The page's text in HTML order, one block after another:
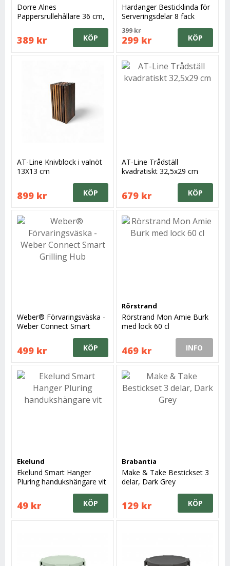
Dorre Alnes
Pappersrullehållare 36 cm,
389 kr KÖP
Hardanger Besticklinda för
Serveringsdelar 8 fack
399 kr
299 kr KÖP
AT-Line Knivblock i valnöt
13X13 cm
899 kr KÖP
AT-Line Trådställ
kvadratiskt 32,5x29 cm
679 kr KÖP
Weber® Förvaringsväska -
Weber Connect Smart
499 kr KÖP
Rörstrand
Rörstrand Mon Amie Burk
med lock 60 cl
469 kr INFO
Ekelund
Ekelund Smart Hanger
Pluring handukshängare vit
49 kr KÖP
Brabantia
Make & Take Bestickset 3
delar, Dark Grey
129 kr KÖP